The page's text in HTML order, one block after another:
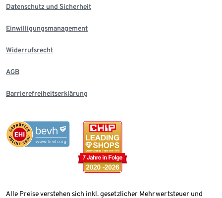
Datenschutz und Sicherheit
Einwilligungsmanagement
Widerrufsrecht
AGB
Barrierefreiheitserklärung
Alle Preise verstehen sich inkl. gesetzlicher Mehrwertsteuer und